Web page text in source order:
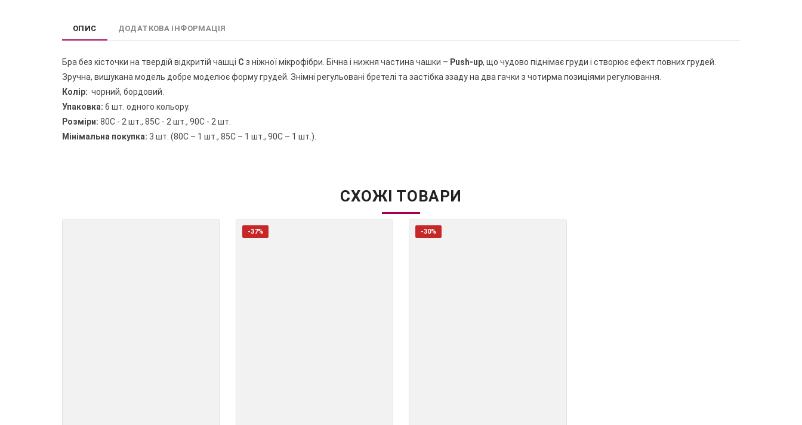
ОПИС ДОДАТКОВА ІНФОРМАЦІЯ
Бра без кісточки на твердій відкритій чашці С з ніжної мікрофібри. Бічна і нижня частина чашки – Push-up, що чудово піднімає груди і створює ефект повних грудей.
Зручна, вишукана модель добре моделює форму грудей. Знімні регульовані бретелі та застібка ззаду на два гачки з чотирма позиціями регулювання.
Колір: чорний, бордовий.
Упаковка: 6 шт. одного кольору.
Розміри: 80C - 2 шт., 85С - 2 шт., 90С - 2 шт.
Мінімальна покупка: 3 шт. (80С – 1 шт., 85С – 1 шт., 90С – 1 шт.).
СХОЖІ ТОВАРИ
-37% -30%